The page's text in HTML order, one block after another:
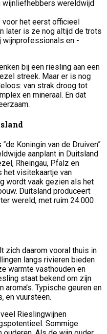
wijnliefhebbers wereldwijd
voor het eerst officieel
later is ze nog altijd de trots
wijnprofessionals en -
bij een riesling aan een
streek. Maar er is nog
van strak droog tot
en mineraal. En dat
Koningin van de Druiven”
aanplant in Duitsland
Rheingau, Pfalz en
het visitekaartje van
wordt vaak gezien als het
Duitsland produceert
wereld, met ruim 24.000
zich daarom vooral thuis in
langs rivieren bieden
warmte vasthouden en
staat bekend om zijn
Typische geuren en
en vuursteen.
Rieslingwijnen
Sommige